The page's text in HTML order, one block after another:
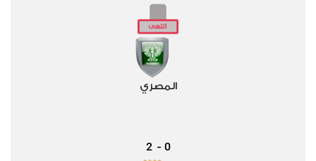
المصري
0
-
2